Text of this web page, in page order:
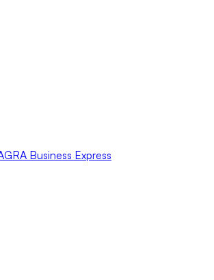
Business Express